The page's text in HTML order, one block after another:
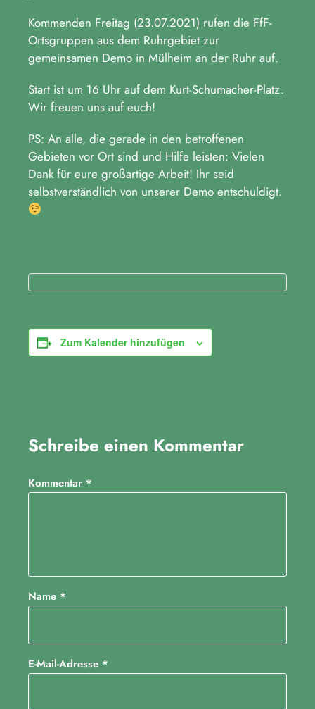
Kommenden Freitag (23.07.2021) rufen die FfF-
Ortsgruppen aus dem Ruhrgebiet zur
gemeinsamen Demo in Mülheim an der Ruhr auf.
Start ist um 16 Uhr auf dem Kurt-Schumacher-Platz.
Wir freuen uns auf euch!
PS: An alle, die gerade in den betroffenen
Gebieten vor Ort sind und Hilfe leisten: Vielen
Dank für eure großartige Arbeit! Ihr seid
selbstverständlich von unserer Demo entschuldigt.
Zum Kalender hinzufügen
Schreibe einen Kommentar
Kommentar *
Name *
E-Mail-Adresse *